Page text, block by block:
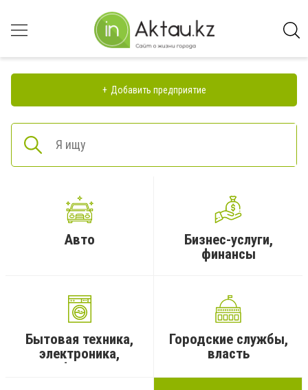
Добавить предприятие
Авто
Бизнес-услуги,
финансы
Бытовая техника,
электроника,
телефоны, га
Городские службы,
власть